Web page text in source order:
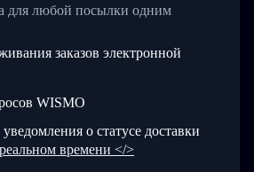
для любой посылки одним
заказов электронной
WISMO
о статусе доставки
времени </>